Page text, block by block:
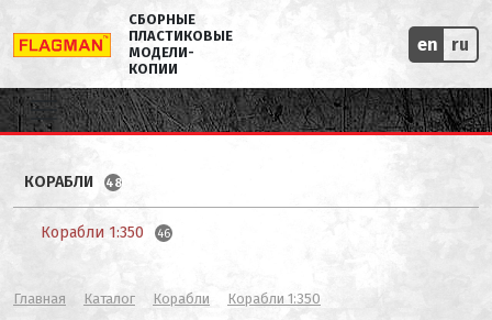
СБОРНЫЕ
ПЛАСТИКОВЫЕ
МОДЕЛИ-
КОПИИ
en ru
КОРАБЛИ 48
Корабли 1:350 46
Главная Каталог Корабли Корабли 1:350